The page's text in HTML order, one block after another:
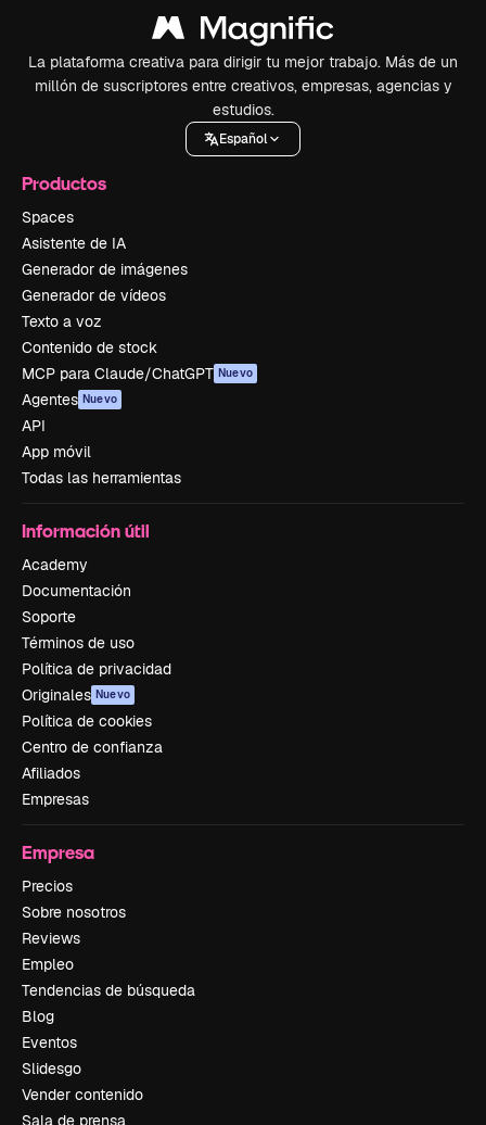
La plataforma creativa para dirigir tu mejor trabajo. Más de un
millón de suscriptores entre creativos, empresas, agencias y
estudios.
Español
Productos
Spaces
Asistente de IA
Generador de imágenes
Generador de vídeos
Texto a voz
Contenido de stock
MCP para Claude/ChatGPT Nuevo
Agentes Nuevo
API
App móvil
Todas las herramientas
Información útil
Academy
Documentación
Soporte
Términos de uso
Política de privacidad
Originales Nuevo
Política de cookies
Centro de confianza
Afiliados
Empresas
Empresa
Precios
Sobre nosotros
Reviews
Empleo
Tendencias de búsqueda
Blog
Eventos
Slidesgo
Vender contenido
Sala de prensa